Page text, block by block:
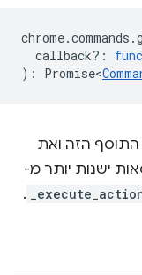
chrome.commands .
callback? :
) : Promise<
הזה ואת
ישנות יותר מ-
.